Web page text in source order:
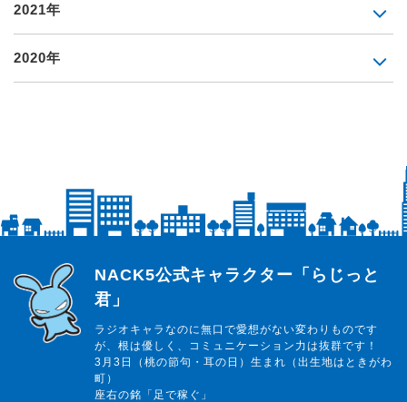
2021年
2020年
らじっと君
NACK5公式キャラクター「らじっと
君」
ラジオキャラなのに無口で愛想がない変わりものです
が、根は優しく、コミュニケーション力は抜群です！
3月3日（桃の節句・耳の日）生まれ（出生地はときがわ
町）
座右の銘「足で稼ぐ」